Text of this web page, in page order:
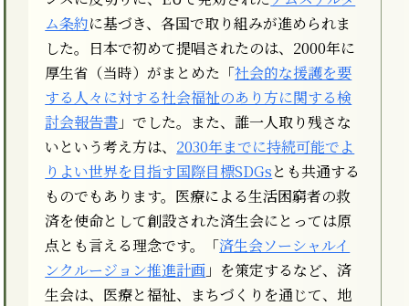
ム条約に基づき、各国で取り組みが進められま
した。日本で初めて提唱されたのは、2000年に
厚生省（当時）がまとめた「社会的な援護を要
する人々に対する社会福祉のあり方に関する検
討会報告書 」でした。また、誰一人取り残さな
いという考え方は、 2030年までに持続可能でよ
りよい世界を目指す国際目標SDGsとも共通する
ものでもあります。医療による生活困窮者の救
済を使命として創設された済生会にとっては原
点とも言える理念です。「済生会ソーシャルイ
ンクルージョン推進計画 」を策定するなど、済
生会は、医療と福祉、まちづくりを通じて、地